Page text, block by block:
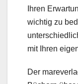
Ihren
wichtig zu
mit Ihren
Der